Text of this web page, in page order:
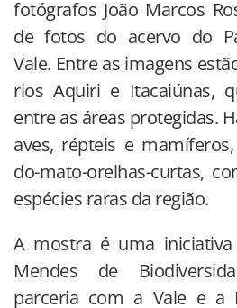
fotógrafos João Marcos
de fotos do acervo do
Vale. Entre as imagens
rios Aquiri e Itacaiúnas,
entre as áreas protegidas.
aves, répteis e
do-mato-orelhas-curtas,
espécies raras da região.
A mostra é uma
Mendes de
parceria com a Vale e a